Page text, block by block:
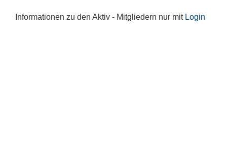
Informationen zu den Aktiv - Mitgliedern nur mit Login